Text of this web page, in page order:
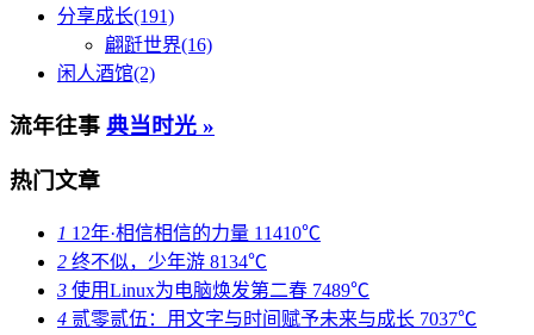
分享成长(191)
翩跹世界(16)
闲人酒馆(2)
流年往事 典当时光 »
热门文章
1 12年·相信相信的力量 11410℃
2 终不似，少年游 8134℃
3 使用Linux为电脑焕发第二春 7489℃
4 贰零贰伍：用文字与时间赋予未来与成长 7037℃